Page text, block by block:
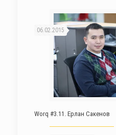
06.02.2015
Worq #3.11. Ерлан Сакенов